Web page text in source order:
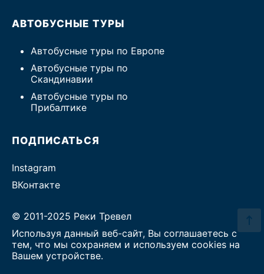
АВТОБУСНЫЕ ТУРЫ
Автобусные туры по Европе
Автобусные туры по
Скандинавии
Автобусные туры по
Прибалтике
ПОДПИСАТЬСЯ
Instagram
ВКонтакте
© 2011-2025 Реки Тревел
Используя данный веб-сайт, Вы соглашаетесь с
тем, что мы сохраняем и используем cookies на
Вашем устройстве.